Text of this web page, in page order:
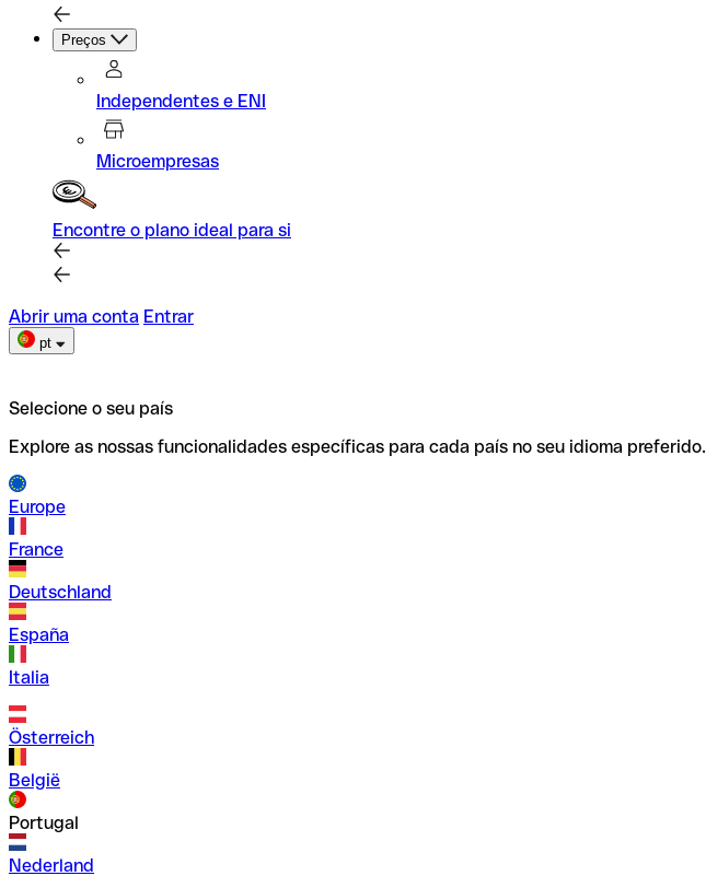
Preços
Independentes e ENI
Microempresas
Encontre o plano ideal para si
Abrir uma conta Entrar
pt
Selecione o seu país
Explore as nossas funcionalidades específicas para cada país no seu idioma preferido.
Europe
France
Deutschland
España
Italia
Österreich
België
Portugal
Nederland